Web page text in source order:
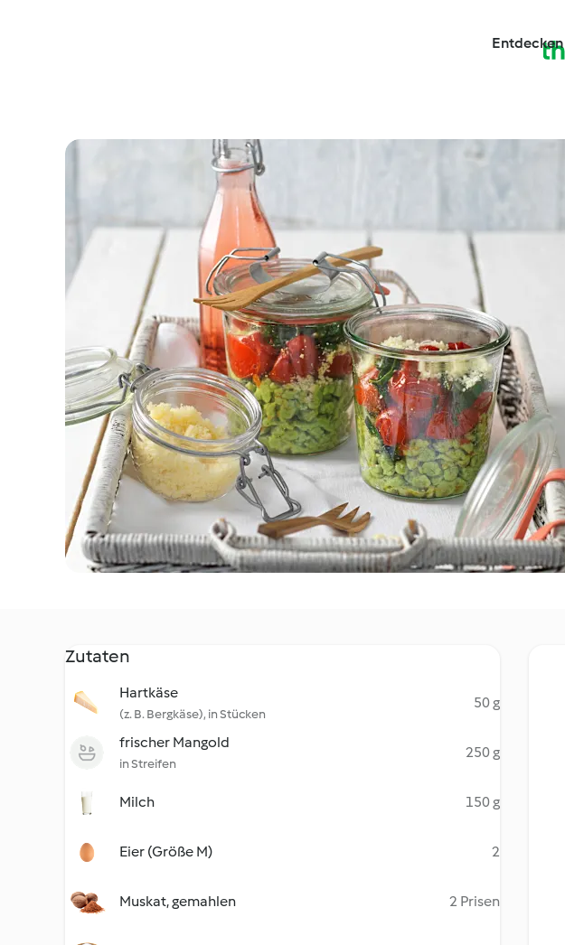
Entdecken
Zutaten
Hartkäse
(z. B. Bergkäse), in Stücken
50 g
frischer Mangold
in Streifen
250 g
Milch 150 g
Eier (Größe M) 2
Muskat, gemahlen 2 Prisen